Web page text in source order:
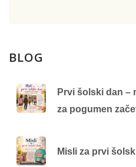
BLOG
Prvi šolski dan –
za pogumen
Misli za prvi